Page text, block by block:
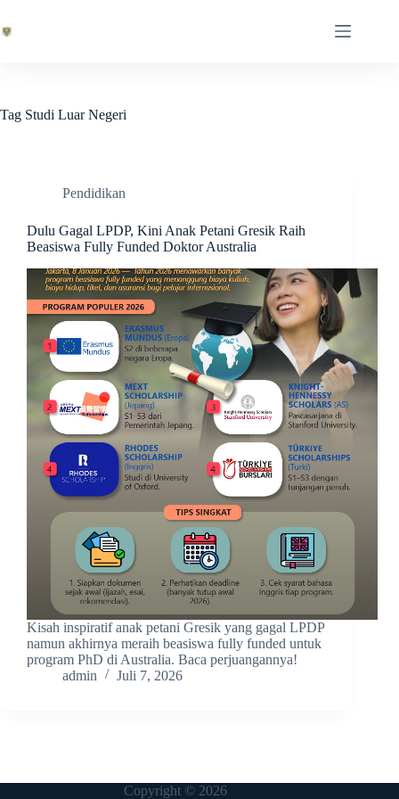
content
Tag Studi Luar Negeri
Pendidikan
Dulu Gagal LPDP, Kini Anak Petani Gresik Raih
Beasiswa Fully Funded Doktor Australia
Kisah inspiratif anak petani Gresik yang gagal LPDP
namun akhirnya meraih beasiswa fully funded untuk
program PhD di Australia. Baca perjuangannya!
admin
Juli 7, 2026
Copyright © 2026